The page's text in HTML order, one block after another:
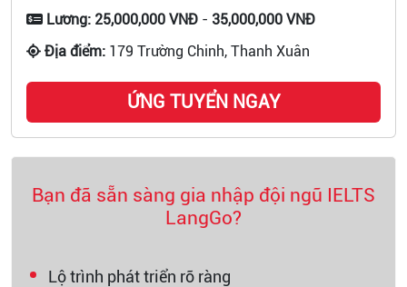
Lương: 25,000,000 VNĐ - 35,000,000 VNĐ
Địa điểm: 179 Trường Chinh, Thanh Xuân
ỨNG TUYỂN NGAY
Bạn đã sẵn sàng gia nhập đội ngũ IELTS
LangGo?
Lộ trình phát triển rõ ràng